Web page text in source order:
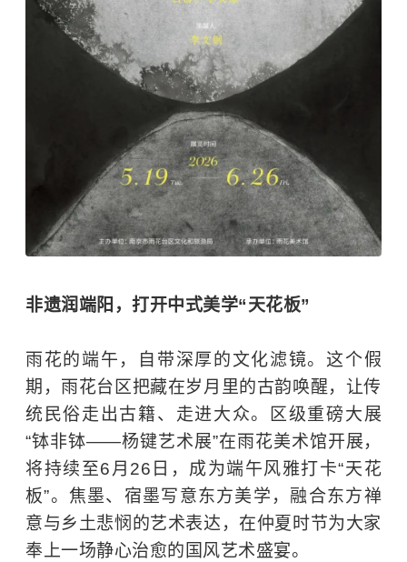
非遗润端阳，打开中式美学“天花板”
雨花的端午，自带深厚的文化滤镜。这个假
期，雨花台区把藏在岁月里的古韵唤醒，让传
统民俗走出古籍、走进大众。区级重磅大展
“钵非钵——杨键艺术展”在雨花美术馆开展，
将持续至6月26日，成为端午风雅打卡“天花
板”。焦墨、宿墨写意东方美学，融合东方禅
意与乡土悲悯的艺术表达，在仲夏时节为大家
奉上一场静心治愈的国风艺术盛宴。